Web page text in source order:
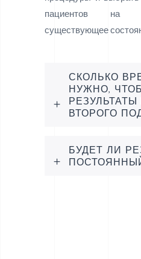
пациентов на
существующее
СКОЛЬКО
НУЖНО,
ВТОРОГО
БУДЕТ ЛИ